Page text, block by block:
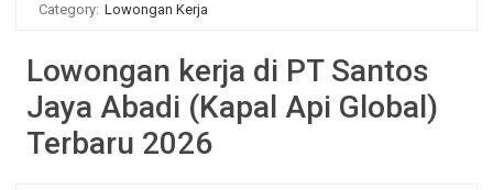
Category: Lowongan Kerja
Lowongan kerja di PT Santos
Jaya Abadi (Kapal Api Global)
Terbaru 2026